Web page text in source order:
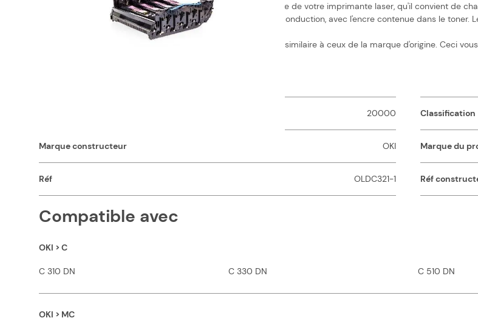
Le Tambour compatible OKI 44494202 est une pièce maîtresse de votre imprimante laser, qu'il convient de
reproduit le document à imprimer sur votre papier, par photoconduction, avec l'encre contenue dans le
Nos consommables compatibles pas chers sont d'une qualité similaire à ceux de la marque d'origine. Ceci
20000 Classification
Marque constructeur OKI Marque du
Réf OLDC321-1 Réf
Compatible avec
OKI > C
C 310 DN C 330 DN C 510 DN
OKI > MC